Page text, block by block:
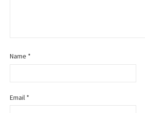
Name *
Email *